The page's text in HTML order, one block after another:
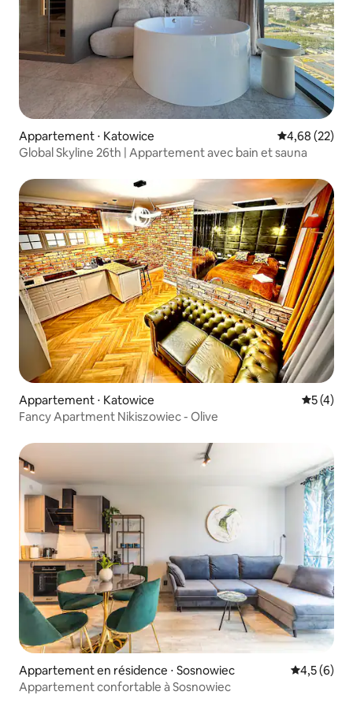
Appartement ⋅ Katowice Évaluation
4,68 (22)
Global Skyline 26th | Appartement avec bain et sauna
Appartement ⋅ Katowice
5 (4)
Fancy Apartment Nikiszowiec - Olive
Appartement en résidence ⋅ Sosnowiec Évaluation
4,5 (6)
Appartement confortable à Sosnowiec